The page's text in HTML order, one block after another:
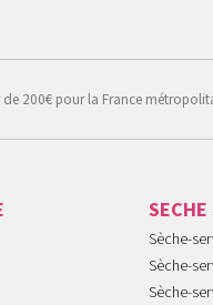
200€ pour la France
Sèche-
Sèche-
Sèche-